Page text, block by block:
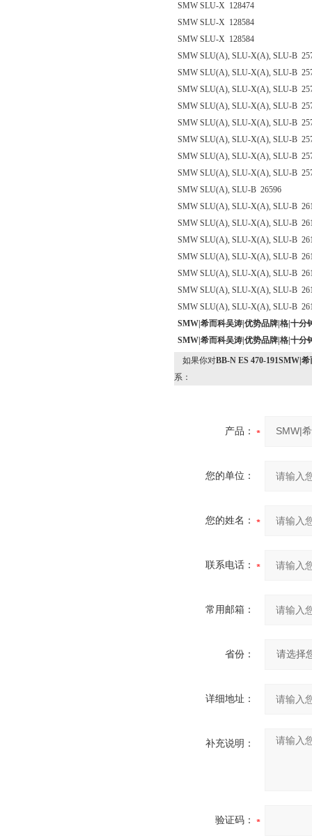
SMW SLU-X 128474
SMW SLU-X 128584
SMW SLU-X 128584
SMW SLU(A), SLU-X(A), SLU-B
SMW SLU(A), SLU-X(A), SLU-B
SMW SLU(A), SLU-X(A), SLU-B
SMW SLU(A), SLU-X(A), SLU-B
SMW SLU(A), SLU-X(A), SLU-B
SMW SLU(A), SLU-X(A), SLU-B
SMW SLU(A), SLU-X(A), SLU-B
SMW SLU(A), SLU-X(A), SLU-B
SMW SLU(A), SLU-B 26596
SMW SLU(A), SLU-X(A), SLU-B
SMW SLU(A), SLU-X(A), SLU-B
SMW SLU(A), SLU-X(A), SLU-B
SMW SLU(A), SLU-X(A), SLU-B
SMW SLU(A), SLU-X(A), SLU-B
SMW SLU(A), SLU-X(A), SLU-B
SMW SLU(A), SLU-X(A), SLU-B
SMW|希而科吴涛|优势品牌|格|十分
SMW|希而科吴涛|优势品牌|格|十分
如果你对BB-N ES 470-191SMW|
系：
产品：
您的单位：
您的姓名：
联系电话：
常用邮箱：
省份：
详细地址：
补充说明：
验证码：